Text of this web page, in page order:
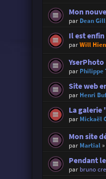
Mon
par Dean Gill
Il est
parWill Hien
YserPhoto
par Philippe
Site web
par Henri
La galerie
par Mickaël
Mon site
par Martial»
Pendant
par bruno